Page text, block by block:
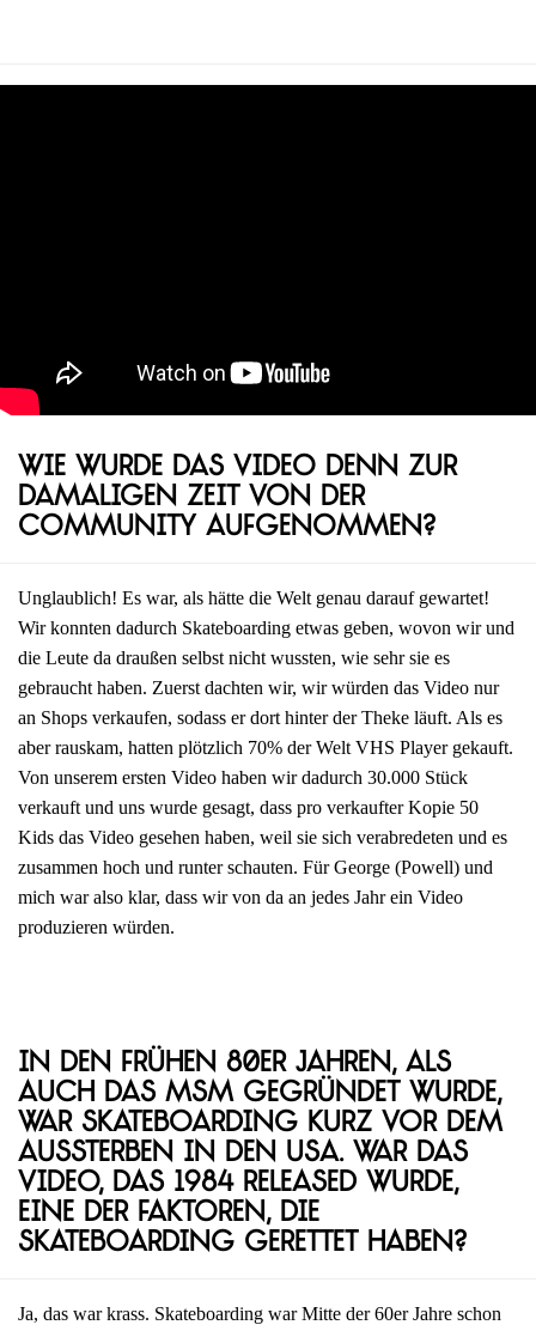
Wie wurde das Video denn zur
damaligen Zeit von der
Community aufgenommen?
Unglaublich! Es war, als hätte die Welt genau darauf gewartet!
Wir konnten dadurch Skateboarding etwas geben, wovon wir und
die Leute da draußen selbst nicht wussten, wie sehr sie es
gebraucht haben. Zuerst dachten wir, wir würden das Video nur
an Shops verkaufen, sodass er dort hinter der Theke läuft. Als es
aber rauskam, hatten plötzlich 70% der Welt VHS Player gekauft.
Von unserem ersten Video haben wir dadurch 30.000 Stück
verkauft und uns wurde gesagt, dass pro verkaufter Kopie 50
Kids das Video gesehen haben, weil sie sich verabredeten und es
zusammen hoch und runter schauten. Für George (Powell) und
mich war also klar, dass wir von da an jedes Jahr ein Video
produzieren würden.
In den frühen 80er Jahren, als
auch das MSM gegründet wurde,
war Skateboarding kurz vor dem
Aussterben in den USA. War das
Video, das 1984 released wurde,
eine der Faktoren, die
Skateboarding gerettet haben?
Ja, das war krass. Skateboarding war Mitte der 60er Jahre schon